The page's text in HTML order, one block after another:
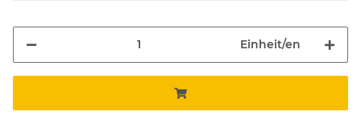
Einheit/en